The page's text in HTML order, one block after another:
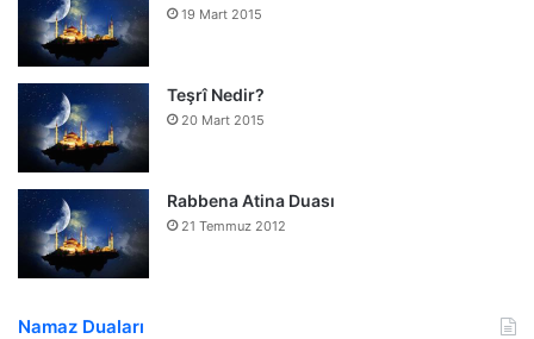
19 Mart 2015
Teşrî Nedir?
20 Mart 2015
Rabbena Atina Duası
21 Temmuz 2012
Namaz Duaları